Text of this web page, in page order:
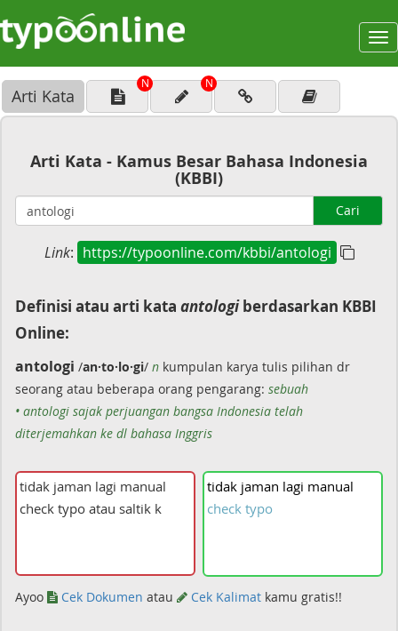
Arti Kata
N N
Arti Kata - Kamus Besar Bahasa Indonesia
(KBBI)
Cari
Link: https://typoonline.com/kbbi/antologi
Definisi atau arti kata antologiberdasarkan KBBI
Online:
antologi /an·to·lo·gi/ n kumpulan karya tulis pilihan dr
seorang atau beberapa orang pengarang: sebuah
• antologi sajak perjuangan bangsa Indonesia telah
diterjemahkan ke dl bahasa Inggris
tidak jaman lagi manual
check typo
Ayoo Cek Dokumen atau Cek Kalimat kamu gratis!!